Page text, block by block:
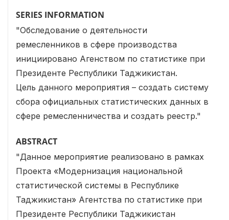
SERIES INFORMATION
"Обследование о деятельности
ремесленников в сфере производства
инициировано Агенством по статистике при
Президенте Республики Таджикистан.
Цель данного мероприятия – создать систему
сбора официальных статистических данных в
сфере ремесленничества и создать реестр."
ABSTRACT
"Данное мероприятие реализовано в рамках
Проекта «Модернизация национальной
статистической системы в Республике
Таджикистан» Агентства по статистике при
Президенте Республики Таджикистан